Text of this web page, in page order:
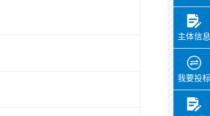
主体信息
我要投标